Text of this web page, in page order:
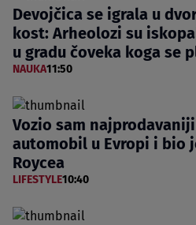
Devojčica se igrala u
kost: Arheolozi su
u gradu čoveka koga se
NAUKA11:50
Vozio sam
automobil u Evropi i bio
Roycea
LIFESTYLE10:40